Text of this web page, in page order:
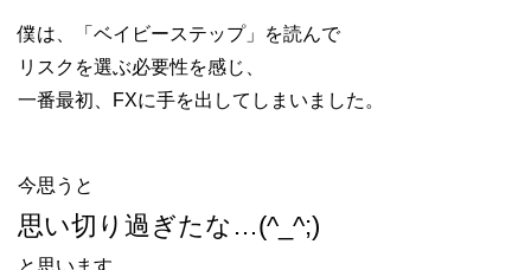
僕は、「ベイビーステップ」を読んで
リスクを選ぶ必要性を感じ、
一番最初、FXに手を出してしまいました。
今思うと
思い切り過ぎたな…(^_^;)